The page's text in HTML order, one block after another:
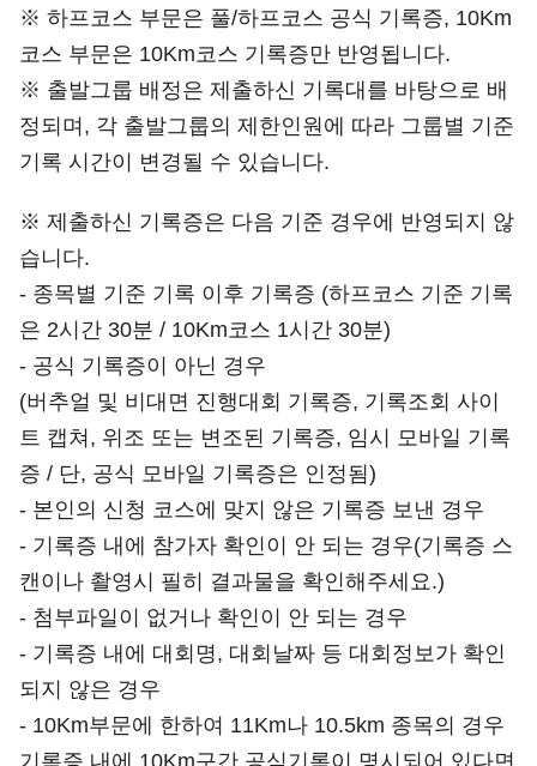
※ 하프코스 부문은 풀/하프코스 공식 기록증, 10Km
코스 부문은 10Km코스 기록증만 반영됩니다.
※ 출발그룹 배정은 제출하신 기록대를 바탕으로 배
정되며, 각 출발그룹의 제한인원에 따라 그룹별 기준
기록 시간이 변경될 수 있습니다.
※ 제출하신 기록증은 다음 기준 경우에 반영되지 않
습니다.
- 종목별 기준 기록 이후 기록증 (하프코스 기준 기록
은 2시간 30분 / 10Km코스 1시간 30분)
- 공식 기록증이 아닌 경우
(버추얼 및 비대면 진행대회 기록증, 기록조회 사이
트 캡쳐, 위조 또는 변조된 기록증, 임시 모바일 기록
증 / 단, 공식 모바일 기록증은 인정됨)
- 본인의 신청 코스에 맞지 않은 기록증 보낸 경우
- 기록증 내에 참가자 확인이 안 되는 경우(기록증 스
캔이나 촬영시 필히 결과물을 확인해주세요.)
- 첨부파일이 없거나 확인이 안 되는 경우
- 기록증 내에 대회명, 대회날짜 등 대회정보가 확인
되지 않은 경우
- 10Km부문에 한하여 11Km나 10.5km 종목의 경우
기록증 내에 10Km구간 공식기록이 명시되어 있다면